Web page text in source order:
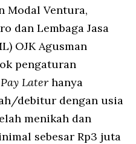
Modal Ventura,
dan Lembaga Jasa
OJK Agusman
pengaturan
Pay Later hanya
debitur dengan usia
menikah dan
sebesar Rp3 juta